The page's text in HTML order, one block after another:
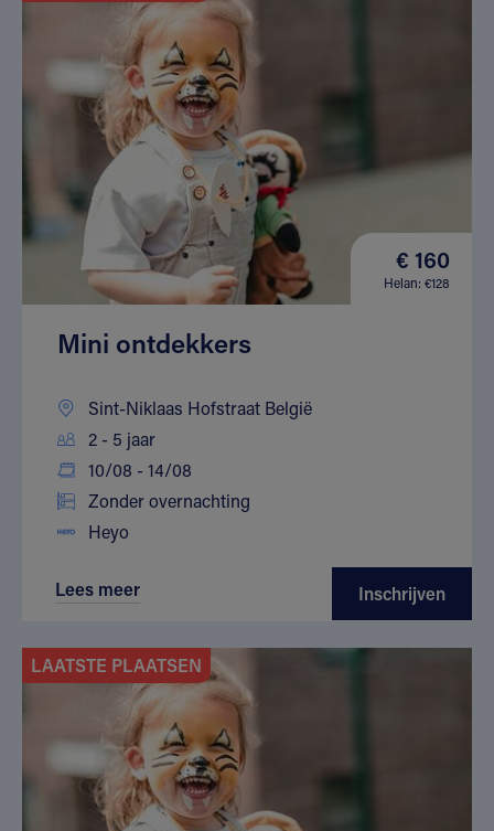
€ 160
Helan: €128
Mini ontdekkers
Sint-Niklaas Hofstraat België
2 - 5 jaar
10/08 - 14/08
Zonder overnachting
Heyo
Lees meer Inschrijven
LAATSTE PLAATSEN